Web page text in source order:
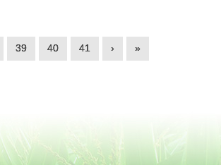
39 40 41 › »